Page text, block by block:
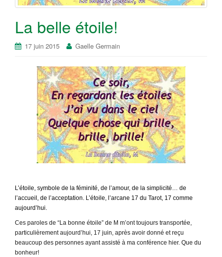
La belle étoile!
17 juin 2015 Gaelle Germain
L’étoile, symbole de la féminité, de l’amour, de la simplicité… de
l’accueil, de l’acceptation. L’étoile, l’arcane 17 du Tarot, 17 comme
aujourd’hui.
Ces paroles de “La bonne étoile” de M m’ont toujours transportée,
particulièrement aujourd’hui, 17 juin, après avoir donné et reçu
beaucoup des personnes ayant assisté à ma conférence hier. Que du
bonheur!